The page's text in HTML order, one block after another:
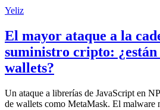
Yeliz
El mayor ataque a la
suministro cripto: ¿están
wallets?
Un ataque a librerías de JavaScript en
de wallets como MetaMask. El malware